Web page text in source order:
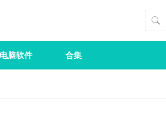
电脑软件 合集